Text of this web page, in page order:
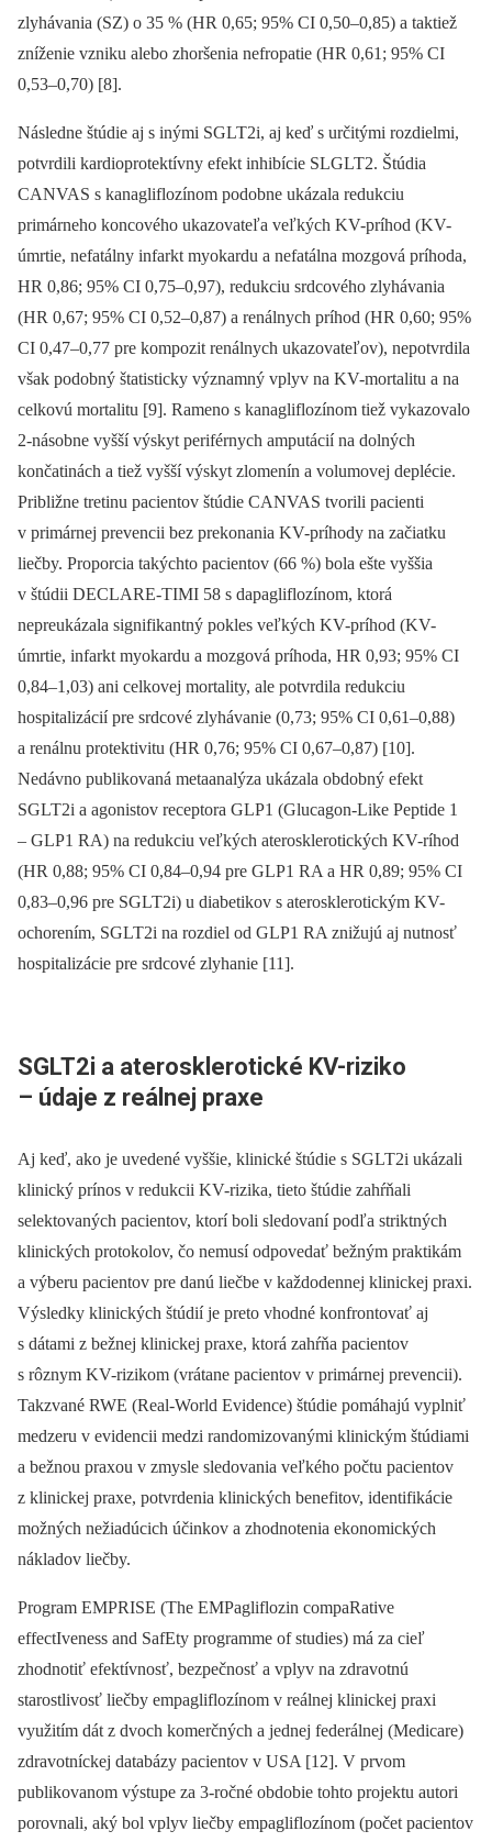
zlyhávania (SZ) o 35 % (HR 0,65; 95% CI 0,50–0,85) a taktiež
zníženie vzniku alebo zhoršenia nefropatie (HR 0,61; 95% CI
0,53–0,70) [8].
Následne štúdie aj s inými SGLT2i, aj keď s určitými rozdielmi,
potvrdili kardioprotektívny efekt inhibície SLGLT2. Štúdia
CANVAS s kanagliflozínom podobne ukázala redukciu
primárneho koncového ukazovateľa veľkých KV-príhod (KV-
úmrtie, nefatálny infarkt myokardu a nefatálna mozgová príhoda,
HR 0,86; 95% CI 0,75–0,97), redukciu srdcového zlyhávania
(HR 0,67; 95% CI 0,52–0,87) a renálnych príhod (HR 0,60; 95%
CI 0,47–0,77 pre kompozit renálnych ukazovateľov), nepotvrdila
však podobný štatisticky významný vplyv na KV-mortalitu a na
celkovú mortalitu [9]. Rameno s kanagliflozínom tiež vykazovalo
2-násobne vyšší výskyt periférnych amputácií na dolných
končatinách a tiež vyšší výskyt zlomenín a volumovej deplécie.
Približne tretinu pacientov štúdie CANVAS tvorili pacienti
v primárnej prevencii bez prekonania KV-príhody na začiatku
liečby. Proporcia takýchto pacientov (66 %) bola ešte vyššia
v štúdii DECLARE-TIMI 58 s dapagliflozínom, ktorá
nepreukázala signifikantný pokles veľkých KV-príhod (KV-
úmrtie, infarkt myokardu a mozgová príhoda, HR 0,93; 95% CI
0,84–1,03) ani celkovej mortality, ale potvrdila redukciu
hospitalizácií pre srdcové zlyhávanie (0,73; 95% CI 0,61–0,88)
a renálnu protektivitu (HR 0,76; 95% CI 0,67–0,87) [10].
Nedávno publikovaná metaanalýza ukázala obdobný efekt
SGLT2i a agonistov receptora GLP1 (Glucagon-Like Peptide 1
–⁠ GLP1 RA) na redukciu veľkých aterosklerotických KV-ríhod
(HR 0,88; 95% CI 0,84–0,94 pre GLP1 RA a HR 0,89; 95% CI
0,83–0,96 pre SGLT2i) u diabetikov s aterosklerotickým KV-
ochorením, SGLT2i na rozdiel od GLP1 RA znižujú aj nutnosť
hospitalizácie pre srdcové zlyhanie [11].
SGLT2i a aterosklerotické KV-riziko
–⁠ údaje z reálnej praxe
Aj keď, ako je uvedené vyššie, klinické štúdie s SGLT2i ukázali
klinický prínos v redukcii KV-rizika, tieto štúdie zahŕňali
selektovaných pacientov, ktorí boli sledovaní podľa striktných
klinických protokolov, čo nemusí odpovedať bežným praktikám
a výberu pacientov pre danú liečbe v každodennej klinickej praxi.
Výsledky klinických štúdií je preto vhodné konfrontovať aj
s dátami z bežnej klinickej praxe, ktorá zahŕňa pacientov
s rôznym KV-rizikom (vrátane pacientov v primárnej prevencii).
Takzvané RWE (Real-World Evidence) štúdie pomáhajú vyplniť
medzeru v evidencii medzi randomizovanými klinickým štúdiami
a bežnou praxou v zmysle sledovania veľkého počtu pacientov
z klinickej praxe, potvrdenia klinických benefitov, identifikácie
možných nežiadúcich účinkov a zhodnotenia ekonomických
nákladov liečby.
Program EMPRISE (The EMPagliflozin compaRative
effectIveness and SafEty programme of studies) má za cieľ
zhodnotiť efektívnosť, bezpečnosť a vplyv na zdravotnú
starostlivosť liečby empagliflozínom v reálnej klinickej praxi
využitím dát z dvoch komerčných a jednej federálnej (Medicare)
zdravotníckej databázy pacientov v USA [12]. V prvom
publikovanom výstupe za 3-ročné obdobie tohto projektu autori
porovnali, aký bol vplyv liečby empagliflozínom (počet pacientov